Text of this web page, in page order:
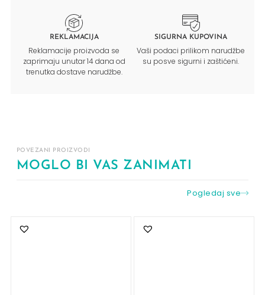
REKLAMACIJA
Reklamacije proizvoda se
zaprimaju unutar 14 dana od
trenutka dostave narudžbe.
SIGURNA KUPOVINA
Vaši podaci prilikom narudžbe
su posve sigurni i zaštićeni.
POVEZANI PROIZVODI
MOGLO BI VAS ZANIMATI
Pogledaj sve